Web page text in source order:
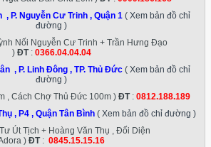
, P. Nguyễn Cư Trinh , Quận 1 ( Xem bản đồ chỉ
đường )
Nối Nguyễn Cư Trinh + Trần Hưng Đạo
) ĐT: 0366.04.04.04
, P. Linh Đông , TP. Thủ Đức( Xem bản đồ chỉ
đường )
, Cách Chợ Thủ Đức 100m ) ĐT: 0812.188.189
, P4 , Quận Tân Bình ( Xem bản đồ chỉ đường )
Út Tịch + Hoàng Văn Thụ , Đối Diện
) ĐT: 0845.15.15.16